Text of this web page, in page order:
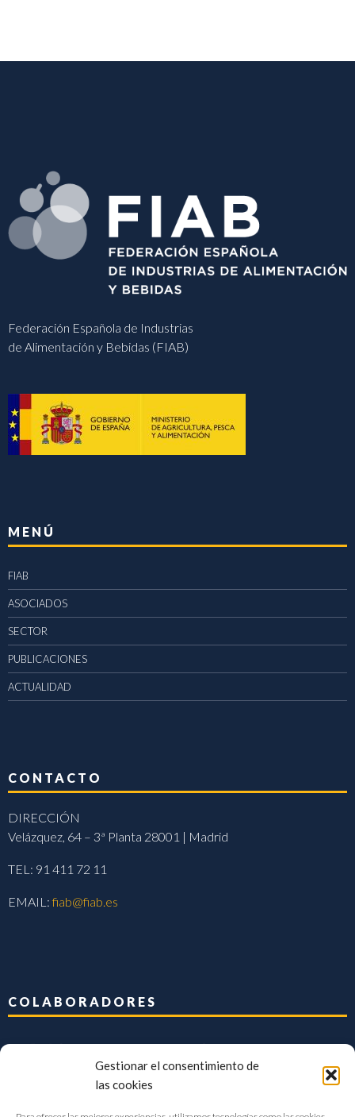
Gestionar el consentimiento de
las cookies
Federación Española de Industrias
de Alimentación y Bebidas (FIAB)
MENÚ
FIAB
ASOCIADOS
SECTOR
PUBLICACIONES
ACTUALIDAD
CONTACTO
DIRECCIÓN
Velázquez, 64 – 3ª Planta 28001 | Madrid
TEL: 91 411 72 11
EMAIL:fiab@fiab.es
COLABORADORES